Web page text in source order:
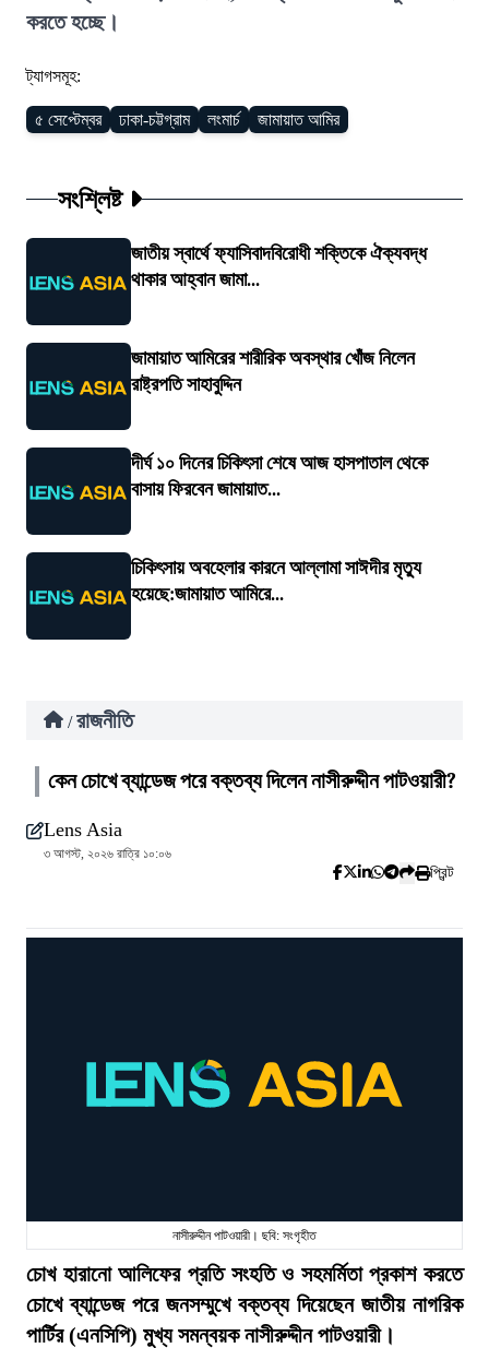
করতে হচ্ছে।
ট্যাগসমূহ:
৫ সেপ্টেম্বর ঢাকা-চট্টগ্রাম লংমার্চ জামায়াত আমির
সংশ্লিষ্ট
জাতীয় স্বার্থে ফ্যাসিবাদবিরোধী শক্তিকে ঐক্যবদ্ধ
থাকার আহ্বান জামা...
জামায়াত আমিরের শারীরিক অবস্থার খোঁজ নিলেন
রাষ্ট্রপতি সাহাবুদ্দিন
দীর্ঘ ১০ দিনের চিকিৎসা শেষে আজ হাসপাতাল থেকে
বাসায় ফিরবেন জামায়াত...
চিকিৎসায় অবহেলার কারনে আল্লামা সাঈদীর মৃত্যু
হয়েছে:জামায়াত আমিরে...
/ রাজনীতি
কেন চোখে ব্যান্ডেজ পরে বক্তব্য দিলেন নাসীরুদ্দীন পাটওয়ারী?
Lens Asia
৩ আগস্ট, ২০২৬ রাত্রি ১০:০৬
প্রিন্ট
নাসীরুদ্দীন পাটওয়ারী। ছবি: সংগৃহীত
চোখ হারানো আলিফের প্রতি সংহতি ও সহমর্মিতা প্রকাশ করতে
চোখে ব্যান্ডেজ পরে জনসম্মুখে বক্তব্য দিয়েছেন জাতীয় নাগরিক
পার্টির (এনসিপি) মুখ্য সমন্বয়ক নাসীরুদ্দীন পাটওয়ারী।